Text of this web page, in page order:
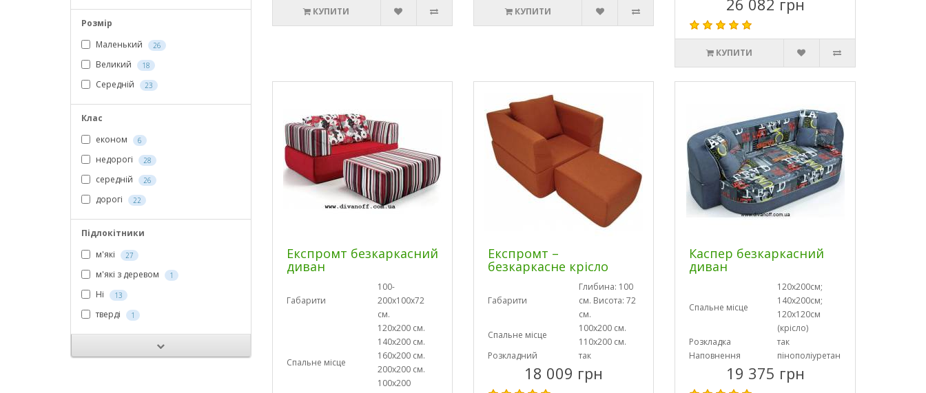
Розмір
Маленький
26
Великий 18
Середній 23
Клас
економ
6
недорогі 28
середній 26
дорогі 22
Підлокітники
м'які
27
м'які з деревом 1
Ні 13
тверді 1
КУПИТИ КУПИТИ 26 082 грн
КУПИТИ
Експромт безкаркасний
диван
Габарити
100-
200х100х72
см.
Спальне місце
120х200 см.
140х200 см.
160х200 см.
200х200 см.
100х200
Експромт –
безкаркасне крісло
Габарити
Глибина: 100
см. Висота: 72
см.
Спальне місце
100х200 см.
110х200 см.
Розкладний
так
18 009 грн
Каспер безкаркасний
диван
Спальне місце
120х200см;
140х200см;
120х120см
(крісло)
Розкладка
так
Наповнення
пінополіуретан
19 375 грн